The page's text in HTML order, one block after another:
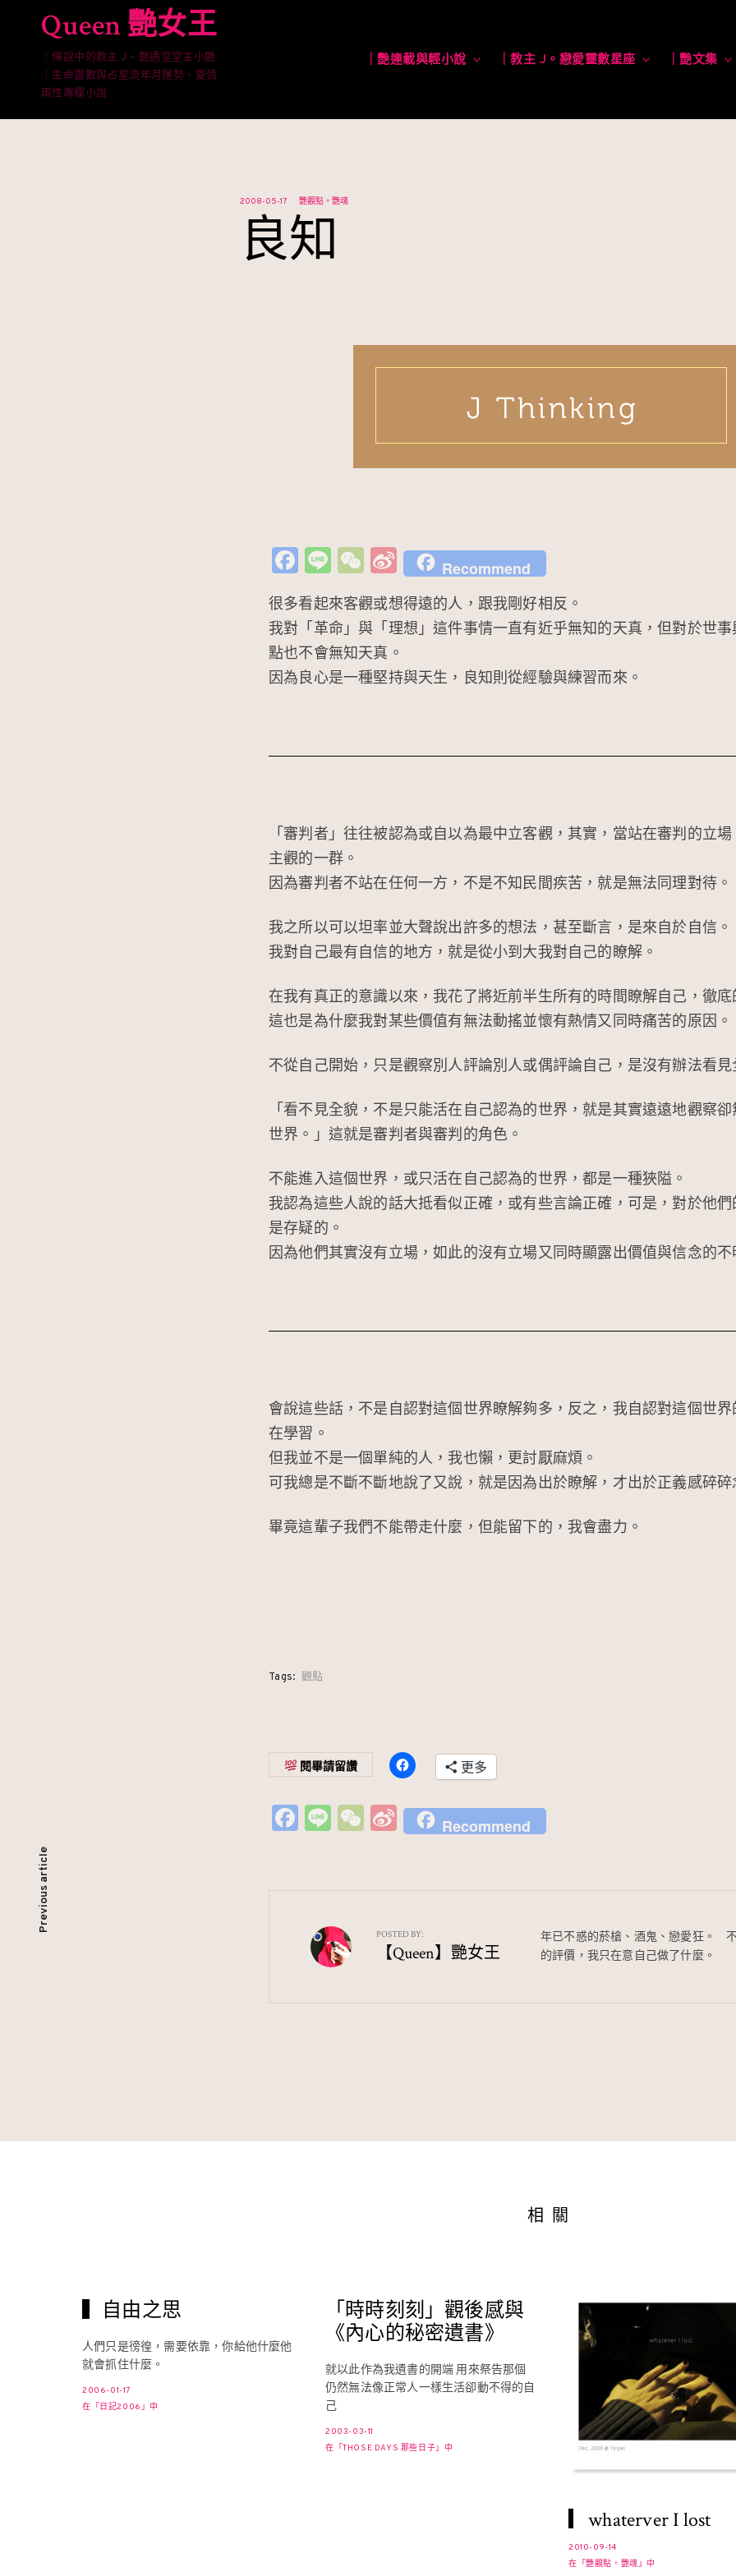
content
Queen 艷女王
｜傳說中的教主 J – 艷遇堂堂主小艷
｜生命靈數與占星流年月運勢、愛情
兩性專欄小說
｜艷連載與輕小說 toggle
child
｜教主 J。戀愛靈數星座 toggle
child
｜艷文集
2008-05-17 艷觀點。艷魂
良知
Fa
c
e
b
o
o
Li
n
e
W
C
h
at
Si
n
a
W
ei
b
Recommend
很多看起來客觀或想得遠的人，跟我剛好相反。
我對「革命」與「理想」這件事情一直有近乎無知的天真，但對於世
點也不會無知天真。
因為良心是一種堅持與天生，良知則從經驗與練習而來。
「審判者」往往被認為或自以為最中立客觀，其實，當站在審判的立
主觀的一群。
因為審判者不站在任何一方，不是不知民間疾苦，就是無法同理對待。
我之所以可以坦率並大聲說出許多的想法，甚至斷言，是來自於自信。
我對自己最有自信的地方，就是從小到大我對自己的瞭解。
在我有真正的意識以來，我花了將近前半生所有的時間瞭解自己，徹底
這也是為什麼我對某些價值有無法動搖並懷有熱情又同時痛苦的原因。
不從自己開始，只是觀察別人評論別人或偶評論自己，是沒有辦法看
「看不見全貌，不是只能活在自己認為的世界，就是其實遠遠地觀察
世界。」這就是審判者與審判的角色。
不能進入這個世界，或只活在自己認為的世界，都是一種狹隘。
我認為這些人說的話大抵看似正確，或有些言論正確，可是，對於他
是存疑的。
因為他們其實沒有立場，如此的沒有立場又同時顯露出價值與信念的不
會說這些話，不是自認對這個世界瞭解夠多，反之，我自認對這個世
在學習。
但我並不是一個單純的人，我也懶，更討厭麻煩。
可我總是不斷不斷地說了又說，就是因為出於瞭解，才出於正義感碎碎
畢竟這輩子我們不能帶走什麼，但能留下的，我會盡力。
Tags: 觀點
閱畢請留讚 更多
Fa
o
Li W
at
Si
n
ei
b
Recommend
POSTED BY:
【Queen】艷女王
年已不惑的菸槍、酒鬼、戀愛狂。⠀
的評價，我只在意自己做了什麼。
文
章Previous article
相關
▍自由之思
人們只是徬徨，需要依靠，你給他什麼他
就會抓住什麼。
2006-01-17
在「日記2006」中
「時時刻刻」觀後感與
《內心的秘密遺書》
就以此作為我遺書的開端 用來祭告那個
仍然無法像正常人一樣生活卻動不得的自
己
2003-03-11
在「THOSE DAYS 那些日子」中
▎whaterver I lost
2010-09-14
在「艷觀點。艷魂」中